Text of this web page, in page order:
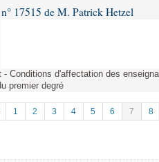
17515 de M. Patrick Hetzel
- Conditions d'affectation des
premier degré
1 2 3 4 5 6 7 8